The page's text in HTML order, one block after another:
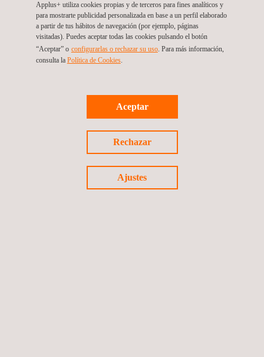
estructuras de materiales
compuestos para la industria
aeroespacial.
Previous brand
Applus+ utiliza cookies propias y de terceros para fines analíticos y
para mostrarte publicidad personalizada en base a un perfil elaborado
a partir de tus hábitos de navegación (por ejemplo, páginas
visitadas). Puedes aceptar todas las cookies pulsando el botón
“Aceptar” o configurarlas o rechazar su uso. Para más información,
consulta la Política de Cookies.
Aceptar
Rechazar
Ajustes